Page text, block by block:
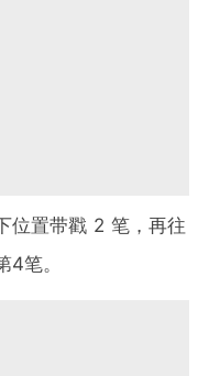
位置带戳 2 笔，再往
笔。